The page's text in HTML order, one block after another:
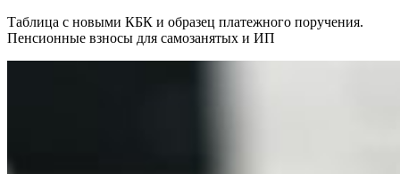
Таблица с новыми КБК и образец платежного поручения.
Пенсионные взносы для самозанятых и ИП